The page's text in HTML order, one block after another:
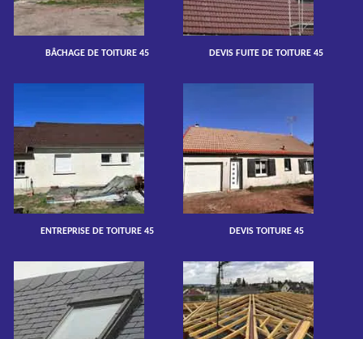
BÂCHAGE DE TOITURE 45 DEVIS FUITE DE TOITURE 45
ENTREPRISE DE TOITURE 45 DEVIS TOITURE 45